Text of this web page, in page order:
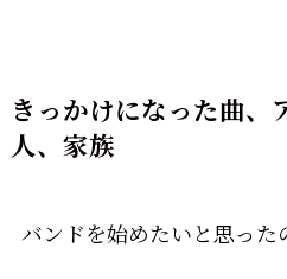
きっかけになった曲、
人、家族
バンドを始めたいと思った